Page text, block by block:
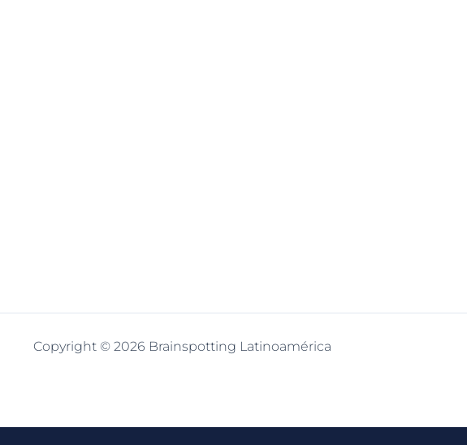
Copyright © 2026 Brainspotting Latinoamérica